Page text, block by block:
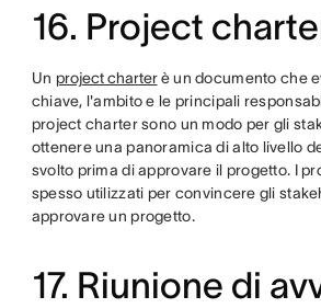
16. Project
Un project charterè un documento che
chiave, l'ambito e le principali
project charter sono un modo per gli
ottenere una panoramica di alto livello
svolto prima di approvare il progetto. I
spesso utilizzati per convincere gli
approvare un progetto.
17. Riunione di